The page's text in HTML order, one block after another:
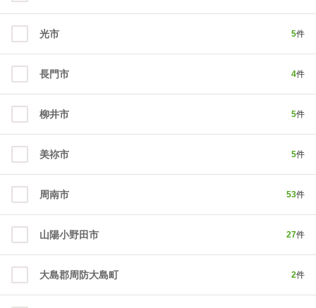
光市 5件
長門市 4件
柳井市 5件
美祢市 5件
周南市 53件
山陽小野田市 27件
大島郡周防大島町 2件